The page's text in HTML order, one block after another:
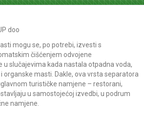
mogu se, po potrebi, izvesti s
čišćenjem odvojene
u slučajevima kada nastala otpadna voda,
organske masti. Dakle, ova vrsta separatora
turističke namjene – restorani,
u samostojećoj izvedbi, u podrum
namjene.